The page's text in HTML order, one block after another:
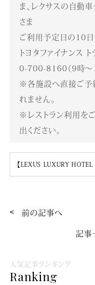
人気記事ランキング
Ranking
ま、レクサスの自動
さま
ご利用予定日の10日
トヨタファイナンス
0-700-8160（9時～
※各施設へ直接ご予
れません。
※レストラン利用を
出ください。
【LEXUS LUXURY HOTEL
前の記事へ
記事